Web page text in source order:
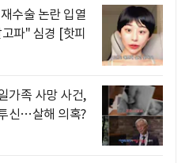
수술 논란 입열
파" 심경 [핫피
가족 사망 사건,
신…살해 의혹?